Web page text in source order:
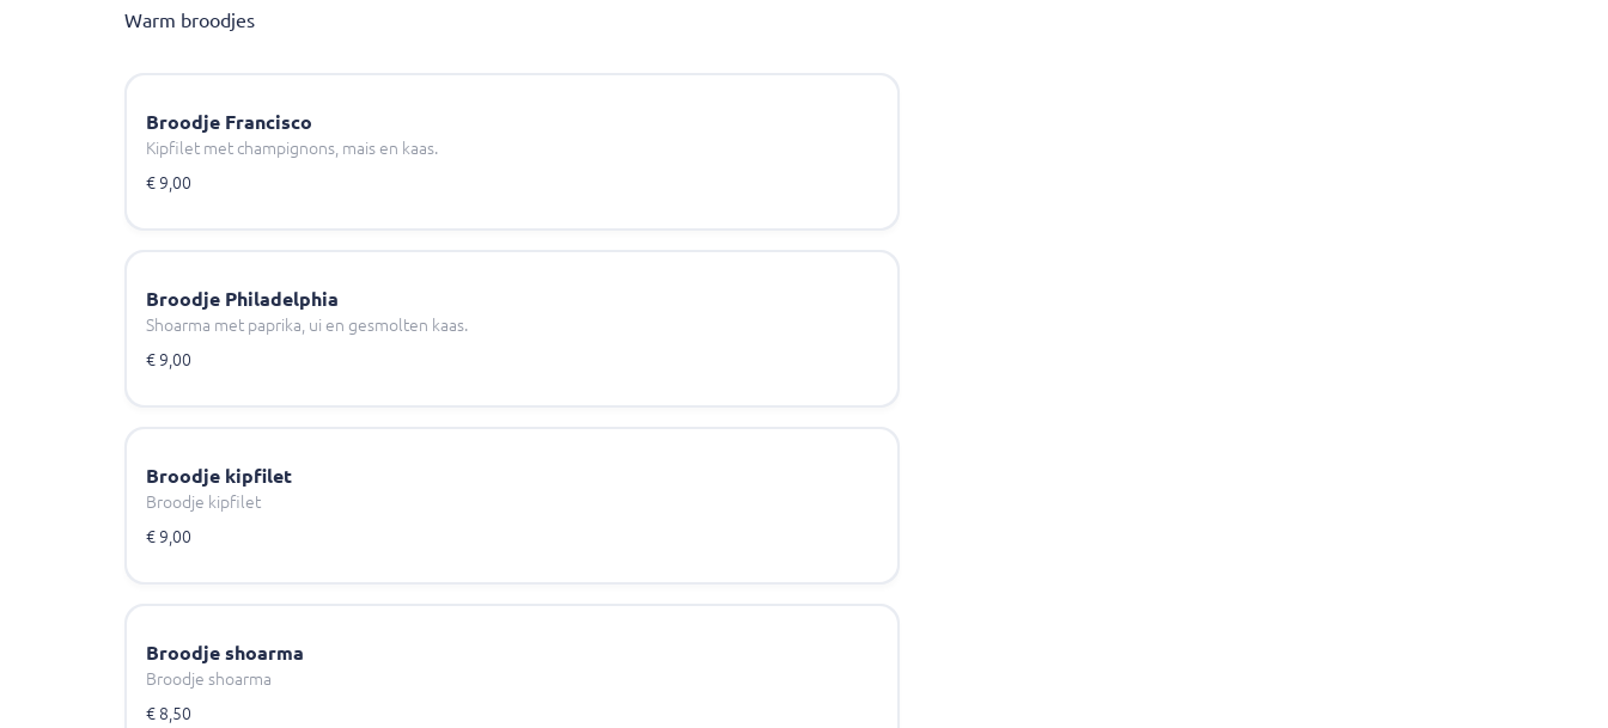
Warm broodjes
Broodje Francisco
Kipfilet met champignons, mais en kaas.
€ 9,00
Broodje Philadelphia
Shoarma met paprika, ui en gesmolten kaas.
€ 9,00
Broodje kipfilet
Broodje kipfilet
€ 9,00
Broodje shoarma
Broodje shoarma
€ 8,50